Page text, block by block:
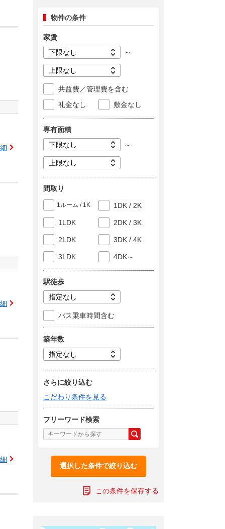
物件の条件
家賃
～
共益費／管理費を含む
礼金なし
敷金なし
専有面積
～
間取り
1ルーム / 1K 1DK / 2K
1LDK 2DK / 3K
2LDK 3DK / 4K
3LDK 4DK～
駅徒歩
バス乗車時間含む
築年数
さらに絞り込む
こだわり条件を見る
フリーワード検索
選択した条件で絞り込む
この条件を保存する